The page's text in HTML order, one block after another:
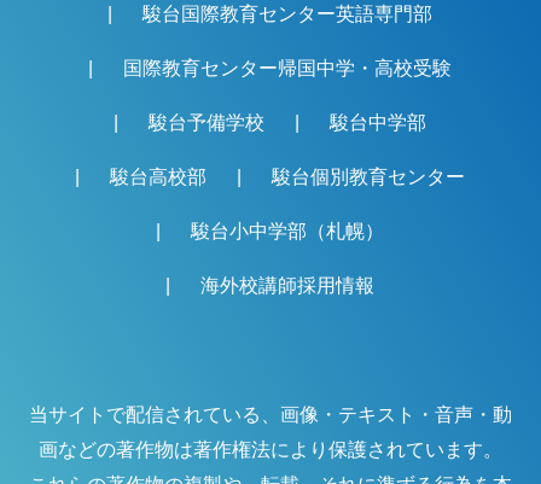
駿台国際教育センター英語専門部
国際教育センター帰国中学・高校受験
駿台予備学校 駿台中学部
駿台高校部 駿台個別教育センター
駿台小中学部（札幌）
海外校講師採用情報
当サイトで配信されている、画像・テキスト・音声・動
画などの著作物は著作権法により保護されています。